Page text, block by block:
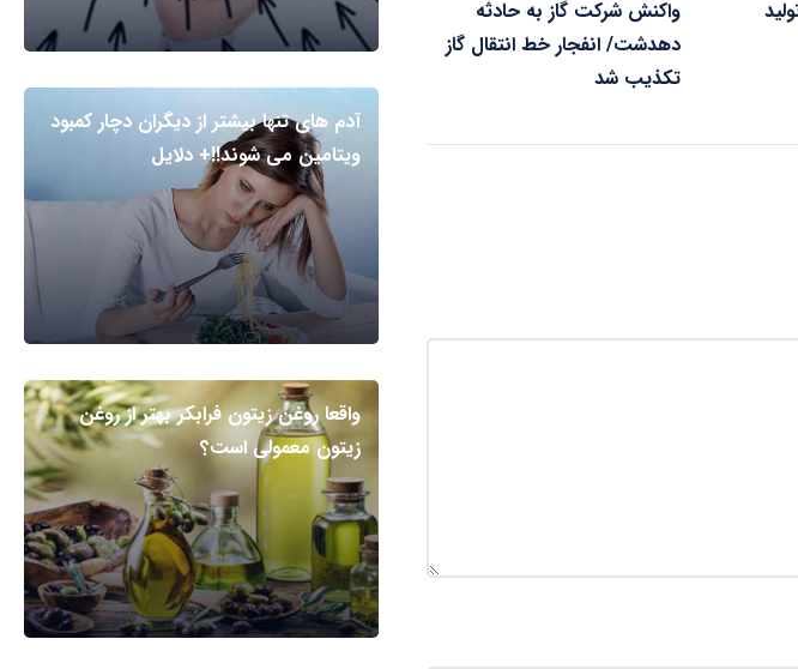
واکنش شرکت گاز به حادثه
دهدشت/ انفجار خط انتقال گاز
تکذیب شد
آدم های تنها بیشتر از دیگران دچار کمبود
ویتامین می شوند!!+ دلایل
واقعا روغن زیتون فرابکر بهتر از روغن
زیتون معمولی است؟